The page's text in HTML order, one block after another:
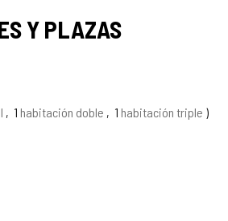
Y PLAZAS
1 habitación doble 1 habitación triple